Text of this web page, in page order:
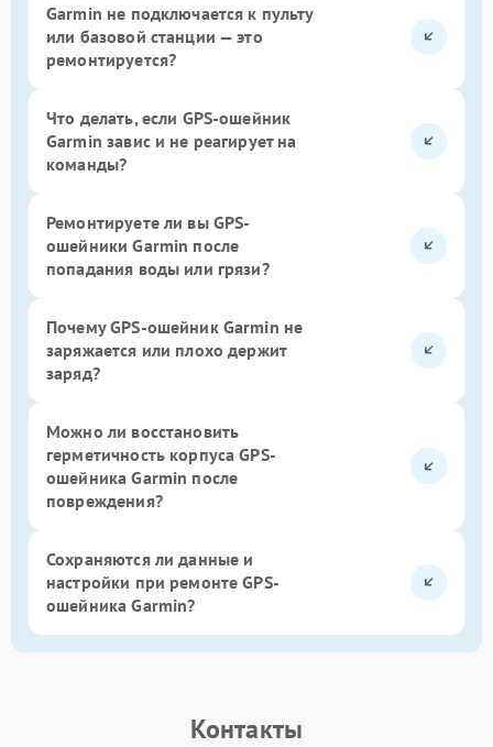
Garmin не подключается к пульту
или базовой станции — это
ремонтируется?
Что делать, если GPS-ошейник
Garmin завис и не реагирует на
команды?
Ремонтируете ли вы GPS-
ошейники Garmin после
попадания воды или грязи?
Почему GPS-ошейник Garmin не
заряжается или плохо держит
заряд?
Можно ли восстановить
герметичность корпуса GPS-
ошейника Garmin после
повреждения?
Сохраняются ли данные и
настройки при ремонте GPS-
ошейника Garmin?
Контакты